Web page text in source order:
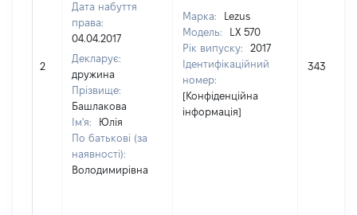
2
Дата набуття
права:
04.04.2017
Декларує:
дружина
Прізвище:
Башлакова
Ім'я:
Юлія
По батькові (за
наявності):
Володимирівна
Марка:
Lezus
Модель:
LX 570
Рік випуску:
2017
Ідентифікаційний
номер:
[Конфіденційна
інформація]
3433353